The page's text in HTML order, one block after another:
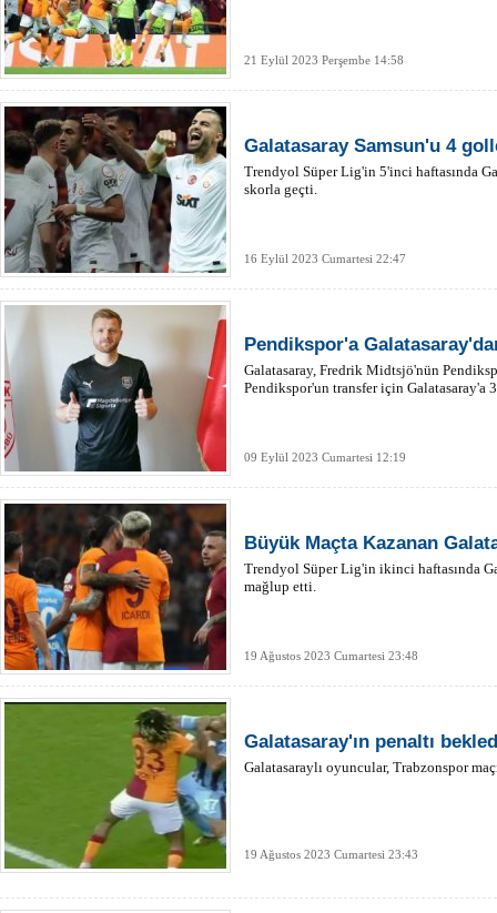
21 Eylül 2023 Perşembe 14:58
Galatasaray Samsun'u 4
Trendyol Süper Lig'in 5'inci haftasında
skorla geçti.
16 Eylül 2023 Cumartesi 22:47
Pendikspor'a
Galatasaray, Fredrik Midtsjö'nün
Pendikspor'un transfer için
09 Eylül 2023 Cumartesi 12:19
Büyük Maçta Kazanan
Trendyol Süper Lig'in ikinci haftasında
mağlup etti.
19 Ağustos 2023 Cumartesi 23:48
Galatasaray'ın penaltı
Galatasaraylı oyuncular, Trabzonspor
19 Ağustos 2023 Cumartesi 23:43